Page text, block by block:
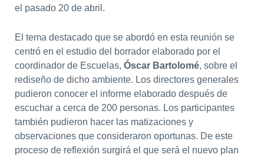
el pasado 20 de abril.
El tema destacado que se abordó en esta reunión se
centró en el estudio del borrador elaborado por el
coordinador de Escuelas, Óscar Bartolomé, sobre el
rediseño de dicho ambiente. Los directores generales
pudieron conocer el informe elaborado después de
escuchar a cerca de 200 personas. Los participantes
también pudieron hacer las matizaciones y
observaciones que consideraron oportunas. De este
proceso de reflexión surgirá el que será el nuevo plan